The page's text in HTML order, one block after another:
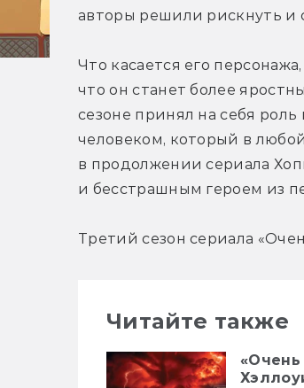
авторы решили рискнуть и
Что касается его
что он станет более
сезоне принял на себя
человеком, который в
в продолжении сериала
и бесстрашным героем из
Третий сезон сериала
Читайте также